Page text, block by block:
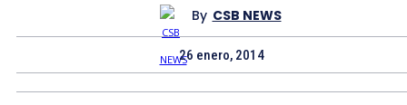
By CSB NEWS
26 enero, 2014